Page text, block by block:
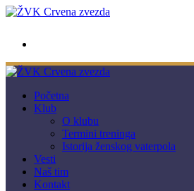
Početna
Klub
O klubu
Termini treninga
Istorija ženskog vaterpola
Vesti
Naš tim
Kontakt